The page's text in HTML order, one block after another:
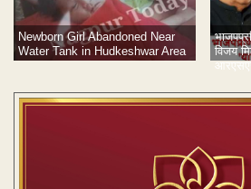
Newborn Girl Abandoned Near
Water Tank in Hudkeshwar Area
विजय